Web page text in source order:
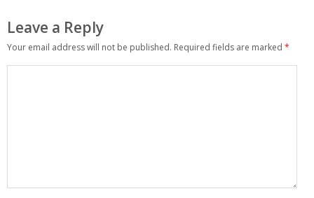
Leave a Reply
Your email address will not be published. Required fields are marked *